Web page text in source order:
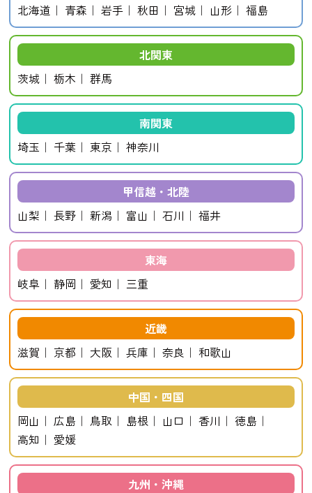
北海道
青森 岩手 秋田 宮城 山形 福島
北関東
茨城
栃木 群馬
南関東
埼玉
千葉 東京 神奈川
甲信越・北陸
山梨
長野 新潟 富山 石川 福井
東海
岐阜
静岡 愛知 三重
近畿
滋賀
京都 大阪 兵庫 奈良 和歌山
中国・四国
岡山
広島 鳥取 島根 山口 香川
徳島
高知
愛媛
九州・沖縄